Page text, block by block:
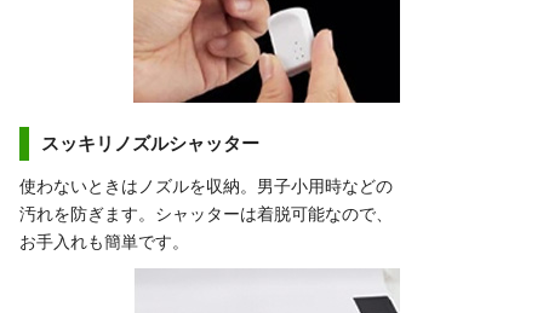
スッキリノズルシャッター
使わないときはノズルを収納。男子小用時などの
汚れを防ぎます。シャッターは着脱可能なので、
お手入れも簡単です。